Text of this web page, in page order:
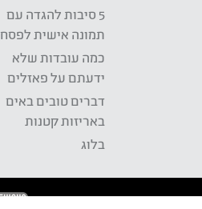
5 סיבות להגדה עם
תמונה אישית לפסח
כמה עובדות שלא
ידעתם על פאזלים
דברים טובים באים
באריזות קטנות
בלוג